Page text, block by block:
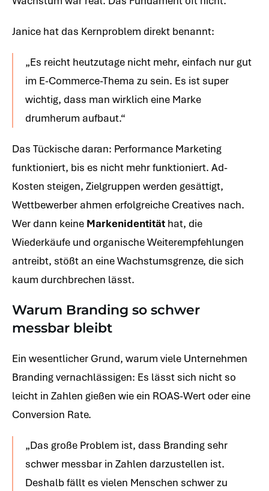
Janice hat das Kernproblem direkt benannt:
„Es reicht heutzutage nicht mehr, einfach nur gut
im E-Commerce-Thema zu sein. Es ist super
wichtig, dass man wirklich eine Marke
drumherum aufbaut.“
Das Tückische daran: Performance Marketing
funktioniert, bis es nicht mehr funktioniert. Ad-
Kosten steigen, Zielgruppen werden gesättigt,
Wettbewerber ahmen erfolgreiche Creatives nach.
Wer dann keine Markenidentität hat, die
Wiederkäufe und organische Weiterempfehlungen
antreibt, stößt an eine Wachstumsgrenze, die sich
kaum durchbrechen lässt.
Warum Branding so schwer
messbar bleibt
Ein wesentlicher Grund, warum viele Unternehmen
Branding vernachlässigen: Es lässt sich nicht so
leicht in Zahlen gießen wie ein ROAS-Wert oder eine
Conversion Rate.
„Das große Problem ist, dass Branding sehr
schwer messbar in Zahlen darzustellen ist.
Deshalb fällt es vielen Menschen schwer zu